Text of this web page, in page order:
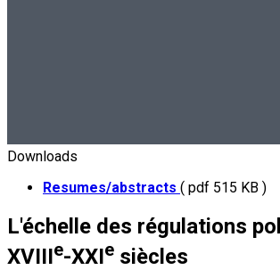
Downloads
Resumes/abstracts ( pdf 515 KB )
L'échelle des régulations
XVIIIe-XXIe siècles